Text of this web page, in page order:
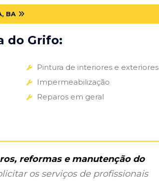
BA
do Grifo:
Pintura de interiores e exteriores
Impermeabilização
Reparos em geral
reformas e manutenção do
os serviços de profissionais